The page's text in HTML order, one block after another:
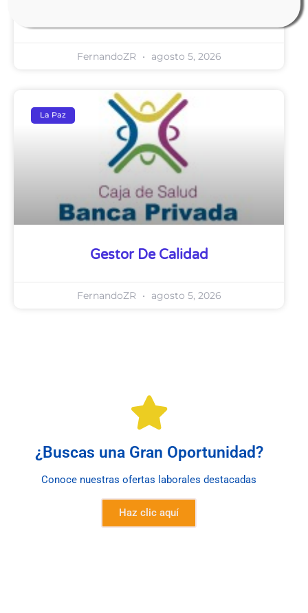
FernandoZR agosto 5, 2026
La Paz
Gestor De Calidad
FernandoZR agosto 5, 2026
¿Buscas una Gran Oportunidad?
Conoce nuestras ofertas laborales destacadas
Haz clic aquí